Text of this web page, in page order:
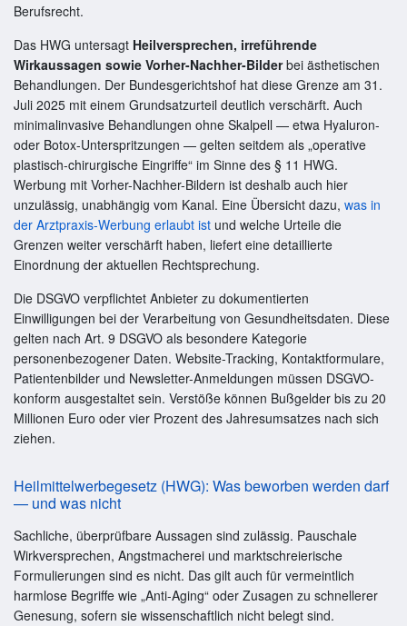
Berufsrecht.
Das HWG untersagt Heilversprechen, irreführende
Wirkaussagen sowie Vorher-Nachher-Bilderbei ästhetischen
Behandlungen. Der Bundesgerichtshof hat diese Grenze am 31.
Juli 2025 mit einem Grundsatzurteil deutlich verschärft. Auch
minimalinvasive Behandlungen ohne Skalpell — etwa Hyaluron-
oder Botox-Unterspritzungen — gelten seitdem als „operative
plastisch-chirurgische Eingriffe“ im Sinne des § 11 HWG.
Werbung mit Vorher-Nachher-Bildern ist deshalb auch hier
unzulässig, unabhängig vom Kanal. Eine Übersicht dazu, was in
der Arztpraxis-Werbung erlaubt ist und welche Urteile die
Grenzen weiter verschärft haben, liefert eine detaillierte
Einordnung der aktuellen Rechtsprechung.
Die DSGVO verpflichtet Anbieter zu dokumentierten
Einwilligungen bei der Verarbeitung von Gesundheitsdaten. Diese
gelten nach Art. 9 DSGVO als besondere Kategorie
personenbezogener Daten. Website-Tracking, Kontaktformulare,
Patientenbilder und Newsletter-Anmeldungen müssen DSGVO-
konform ausgestaltet sein. Verstöße können Bußgelder bis zu 20
Millionen Euro oder vier Prozent des Jahresumsatzes nach sich
ziehen.
Heilmittelwerbegesetz (HWG): Was beworben werden darf
— und was nicht
Sachliche, überprüfbare Aussagen sind zulässig. Pauschale
Wirkversprechen, Angstmacherei und marktschreierische
Formulierungen sind es nicht. Das gilt auch für vermeintlich
harmlose Begriffe wie „Anti-Aging“ oder Zusagen zu schnellerer
Genesung, sofern sie wissenschaftlich nicht belegt sind.